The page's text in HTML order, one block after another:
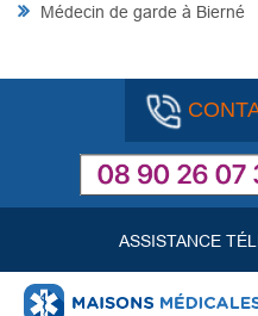
Médecin de garde à Bierné
ASSISTANCE